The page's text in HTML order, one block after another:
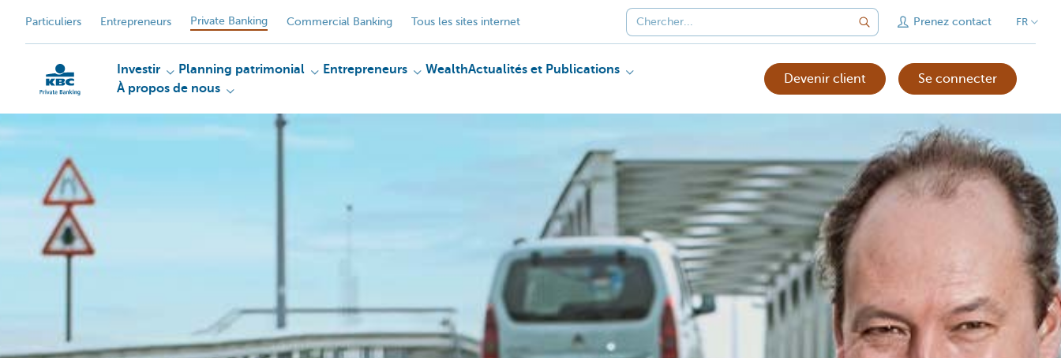
Particuliers Entrepreneurs Private Banking Commercial Banking Tous les sites internet Prenez contact FR
Particulieren
Investir Planning patrimonial Entrepreneurs WealthActualités et Publications
À propos de nous
Devenir client Se connecter